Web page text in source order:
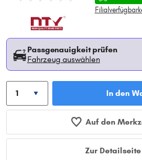
Passgenauigkeit prüfen
Fahrzeug auswählen
In den
Auf den
Zur Detailseite